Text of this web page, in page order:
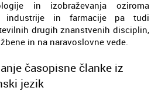
in izobraževanja oziroma
industrije in farmacije pa tudi
drugih znanstvenih disciplin,
in na naravoslovne vede.
časopisne članke iz
jezik